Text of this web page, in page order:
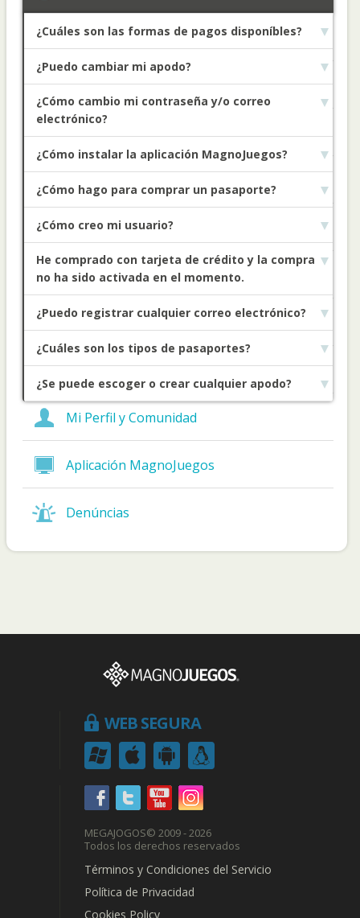
Primeros Pasos
Productos y Servicios
Compras y Pagos
Redes Sociales
Conquistas, Rankings, Puntos
Juegos
Configuraciones
Mi Perfil y Comunidad
Aplicación MagnoJuegos
Denúncias
¿Cuáles son las formas de pagos disponíbles?
¿Puedo cambiar mi apodo?
¿Cómo cambio mi contraseña y/o correo
electrónico?
¿Cómo instalar la aplicación MagnoJuegos?
¿Cómo hago para comprar un pasaporte?
¿Cómo creo mi usuario?
He comprado con tarjeta de crédito y la compra
no ha sido activada en el momento.
¿Puedo registrar cualquier correo electrónico?
¿Cuáles son los tipos de pasaportes?
¿Se puede escoger o crear cualquier apodo?
WEB SEGURA
MEGAJOGOS© 2009 - 2026
Todos los derechos reservados
Términos y Condiciones del Servicio
Política de Privacidad
Cookies Policy